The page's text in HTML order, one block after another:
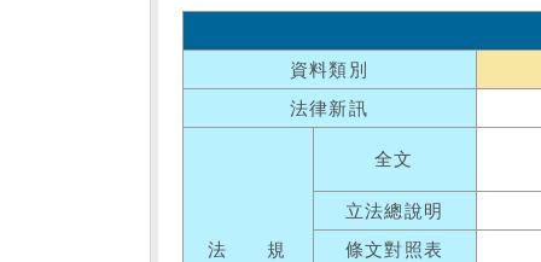
資料類別
法律新訊
法 規
全文
立法總說明
條文對照表